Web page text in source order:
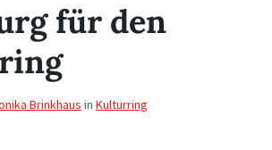
für den
Brinkhaus in Kulturring